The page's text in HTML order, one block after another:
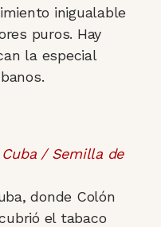
inigualable
puros. Hay
la especial
donde Colón
el tabaco